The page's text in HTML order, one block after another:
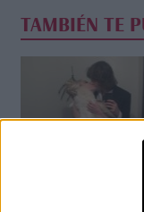
TAMBIÉN TE